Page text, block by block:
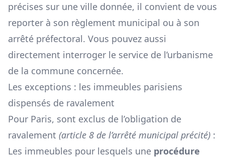
précises sur une ville donnée, il convient de vous
reporter à son règlement municipal ou à son
arrêté préfectoral. Vous pouvez aussi
directement interroger le service de l’urbanisme
de la commune concernée.
Les exceptions : les immeubles parisiens
dispensés de ravalement
Pour Paris, sont exclus de l’obligation de
ravalement (article 8 de l’arrêté municipal précité) :
Les immeubles pour lesquels une procédure